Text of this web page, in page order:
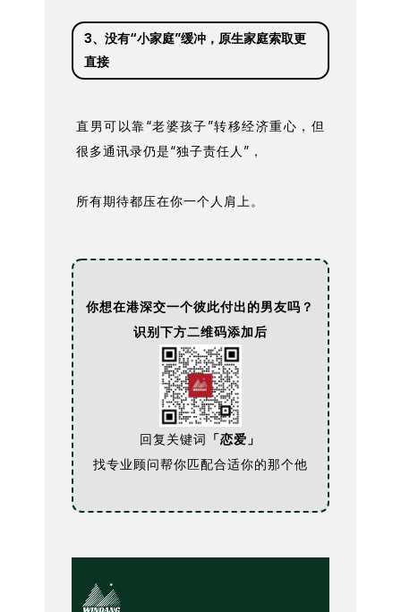
3、没有“小家庭”缓冲，原生家庭索取更
直接
直男可以靠“老婆孩子”转移经济重心，但
很多通讯录仍是“独子责任人”，
所有期待都压在你一个人肩上。
你想在港深交一个彼此付出的男友吗？
识别下方二维码添加后
回复关键词 「恋爱」
找专业顾问帮你匹配合适你的那个他